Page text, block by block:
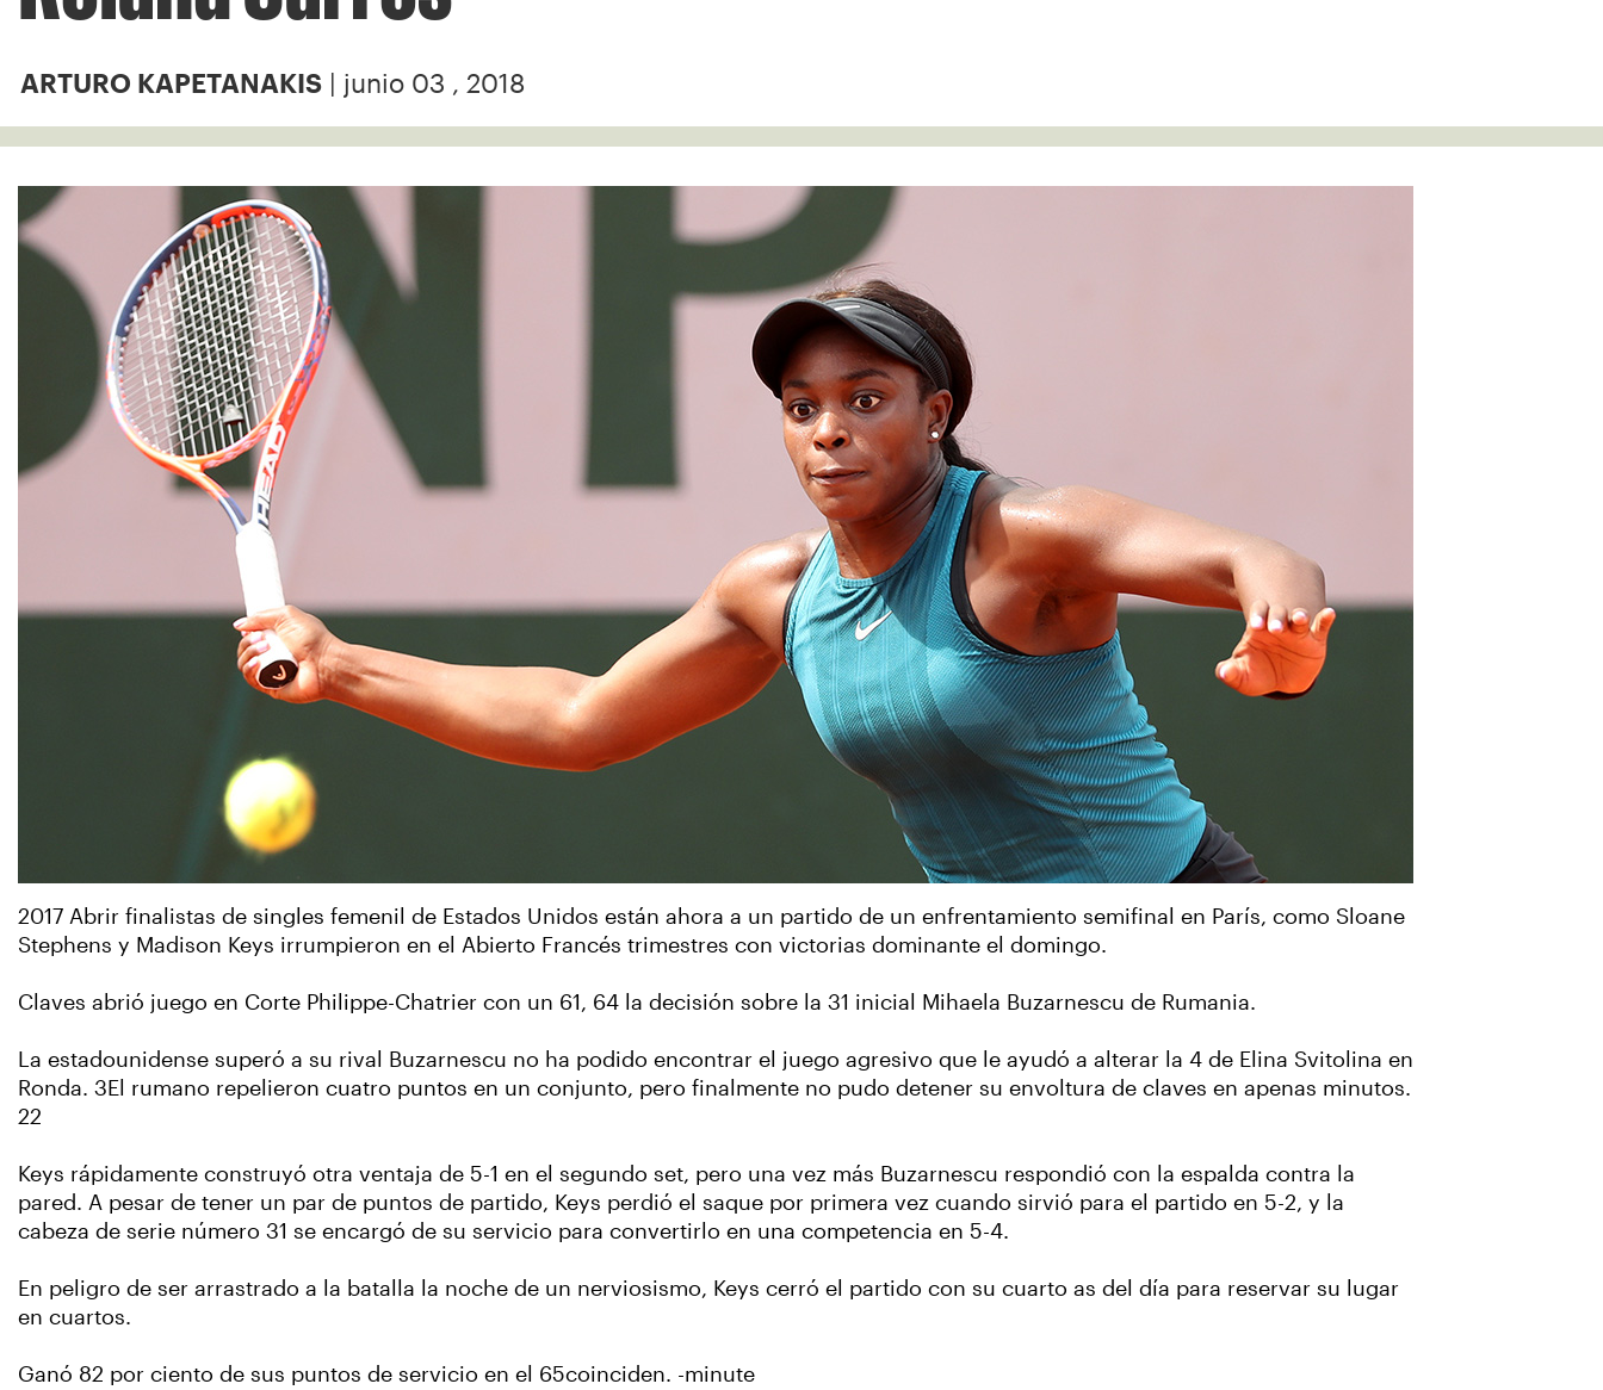
ARTURO KAPETANAKIS | junio 03 , 2018
2017 Abrir finalistas de singles femenil de Estados Unidos están ahora a un partido de un enfrentamiento semifinal en París, como Sloane
Stephens y Madison Keys irrumpieron en el Abierto Francés trimestres con victorias dominante el domingo.
Claves abrió juego en Corte Philippe-Chatrier con un 61, 64 la decisión sobre la 31 inicial Mihaela Buzarnescu de Rumania.
La estadounidense superó a su rival Buzarnescu no ha podido encontrar el juego agresivo que le ayudó a alterar la 4 de Elina Svitolina en
Ronda. 3El rumano repelieron cuatro puntos en un conjunto, pero finalmente no pudo detener su envoltura de claves en apenas minutos.
22
Keys rápidamente construyó otra ventaja de 5-1 en el segundo set, pero una vez más Buzarnescu respondió con la espalda contra la
pared. A pesar de tener un par de puntos de partido, Keys perdió el saque por primera vez cuando sirvió para el partido en 5-2, y la
cabeza de serie número 31 se encargó de su servicio para convertirlo en una competencia en 5-4.
En peligro de ser arrastrado a la batalla la noche de un nerviosismo, Keys cerró el partido con su cuarto as del día para reservar su lugar
en cuartos.
Ganó 82 por ciento de sus puntos de servicio en el 65coinciden. -minute